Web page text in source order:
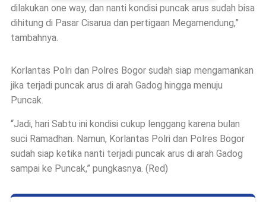
dilakukan one way, dan nanti kondisi puncak arus sudah bisa
dihitung di Pasar Cisarua dan pertigaan Megamendung,”
tambahnya.
Korlantas Polri dan Polres Bogor sudah siap mengamankan
jika terjadi puncak arus di arah Gadog hingga menuju
Puncak.
“Jadi, hari Sabtu ini kondisi cukup lenggang karena bulan
suci Ramadhan. Namun, Korlantas Polri dan Polres Bogor
sudah siap ketika nanti terjadi puncak arus di arah Gadog
sampai ke Puncak,” pungkasnya. (Red)